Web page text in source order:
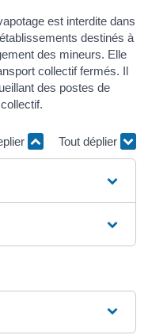
est interdite dans
destinés à
des mineurs. Elle
collectif fermés. Il
des postes de
Tout déplier